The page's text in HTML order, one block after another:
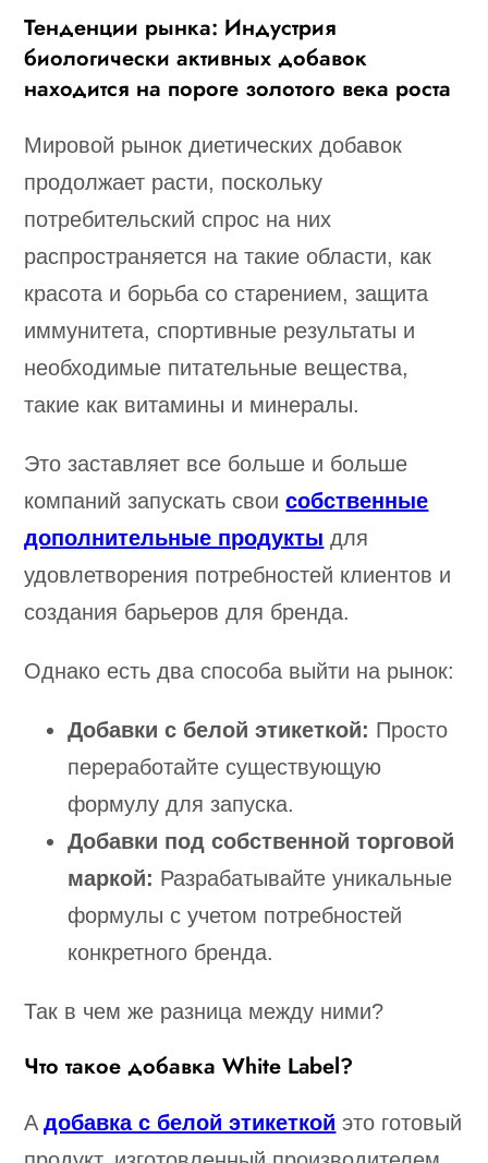
Тенденции рынка: Индустрия
биологически активных добавок
находится на пороге золотого века роста
Мировой рынок диетических добавок
продолжает расти, поскольку
потребительский спрос на них
распространяется на такие области, как
красота и борьба со старением, защита
иммунитета, спортивные результаты и
необходимые питательные вещества,
такие как витамины и минералы.
Это заставляет все больше и больше
компаний запускать своисобственные
дополнительные продукты для
удовлетворения потребностей клиентов и
создания барьеров для бренда.
Однако есть два способа выйти на рынок:
Добавки с белой этикеткой: Просто
переработайте существующую
формулу для запуска.
Добавки под собственной торговой
маркой: Разрабатывайте уникальные
формулы с учетом потребностей
конкретного бренда.
Так в чем же разница между ними?
Что такое добавка White Label?
Aдобавка с белой этикеткой это готовый